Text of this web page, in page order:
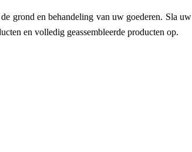
grond en behandeling van uw goederen. Sla uw
en volledig geassembleerde producten op.